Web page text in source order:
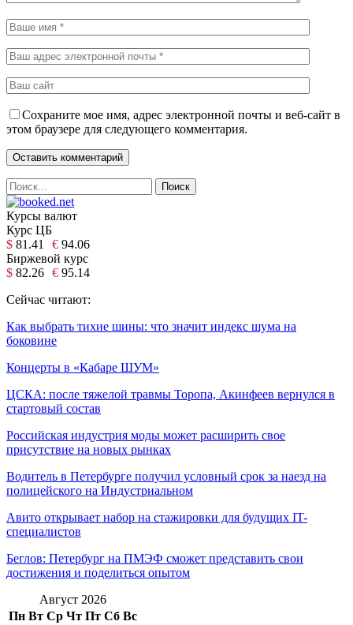
Сохраните мое имя, адрес электронной почты и веб-сайт в
этом браузере для следующего комментария.
Курсы валют
Курс ЦБ
$ 81.41 € 94.06
Биржевой курс
$ 82.26 € 95.14
Сейчас читают:
Как выбрать тихие шины: что значит индекс шума на
боковине
Концерты в «Кабаре ШУМ»
ЦСКА: после тяжелой травмы Торопа, Акинфеев вернулся в
стартовый состав
Российская индустрия моды может расширить свое
присутствие на новых рынках
Водитель в Петербурге получил условный срок за наезд на
полицейского на Индустриальном
Авито открывает набор на стажировки для будущих IT-
специалистов
Беглов: Петербург на ПМЭФ сможет представить свои
достижения и поделиться опытом
Август 2026
Пн Вт Ср Чт Пт Сб Вс